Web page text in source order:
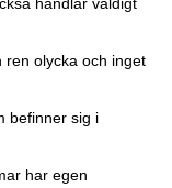
handlar väldigt
ren olycka och inget
befinner sig i
har egen